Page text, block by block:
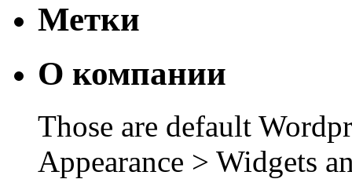
Метки
О компании
Those are default
Appearance > Widgets